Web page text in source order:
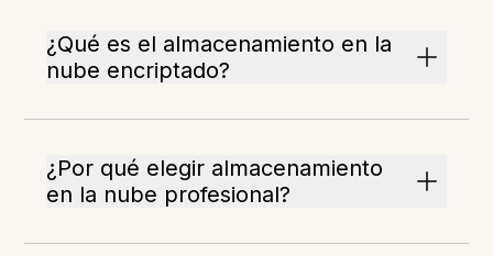
¿Qué es el almacenamiento en la
nube encriptado?
¿Por qué elegir almacenamiento
en la nube profesional?